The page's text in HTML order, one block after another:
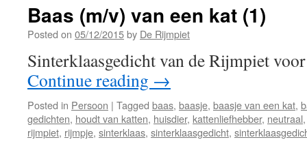
Baas (m/v) van een kat (1)
Posted on 05/12/2015by De Rijmpiet
Sinterklaasgedicht van de Rijmpiet voor
Continue reading →
Posted in Persoon | Tagged baas, baasje, baasje van een kat,
gedichten, houdt van katten, huisdier, kattenliefhebber, neutraal
rijmpiet, rijmpje, sinterklaas, sinterklaasgedicht,